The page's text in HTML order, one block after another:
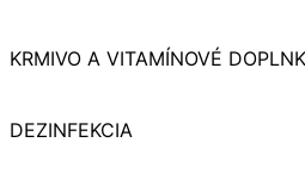
KRMIVO A VITAMÍNOVÉ
DEZINFEKCIA